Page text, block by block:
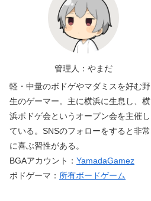
管理人：やまだ
軽・中量のボドゲやマダミスを好む野
生のゲーマー。主に横浜に生息し、横
浜ボドゲ会というオープン会を主催し
ている。SNSのフォローをすると非常
に喜ぶ習性がある。
BGAアカウント： YamadaGamez
ボドゲーマ： 所有ボードゲーム